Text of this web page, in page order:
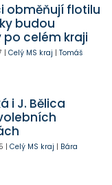
obměňují flotilu
budou
po celém kraji
| Celý MS kraj | Tomáš
i J. Bělica
| Celý MS kraj | Bára